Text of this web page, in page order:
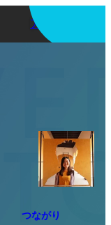
アプリを使う
つながり